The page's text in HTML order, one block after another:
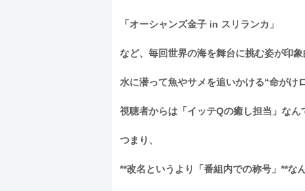
「オーシャンズ金子 in スリランカ」
など、毎回世界の海を舞台に挑む姿が印象
水に潜って魚やサメを追いかける“命がけ
視聴者からは「イッテQの癒し担当」なん
つまり、
**改名というより「番組内での称号」**な